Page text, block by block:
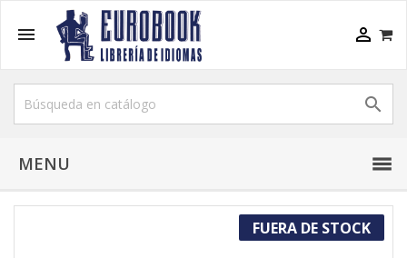
 

MENU
FUERA DE STOCK